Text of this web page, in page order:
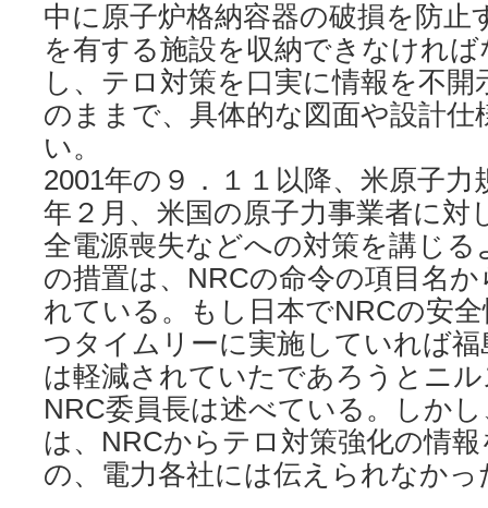
中に原子炉格納容器の破損を防止
を有する施設を収納できなけれ
し、テロ対策を口実に情報を不開
のままで、具体的な図面や設計
い。
2001年の９．１１以降、米原子力
年２月、米国の原子力事業者に対
全電源喪失などへの対策を講じ
の措置は、NRCの命令の項目名
れている。もし日本でNRCの安
つタイムリーに実施していれば福
は軽減されていたであろうとニ
NRC委員長は述べている。しか
は、NRCからテロ対策強化の情
の、電力各社には伝えられなかっ